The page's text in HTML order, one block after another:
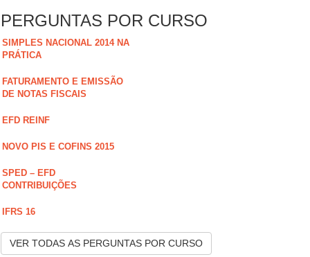
PERGUNTAS POR CURSO
SIMPLES NACIONAL 2014 NA
PRÁTICA
FATURAMENTO E EMISSÃO
DE NOTAS FISCAIS
EFD REINF
NOVO PIS E COFINS 2015
SPED – EFD
CONTRIBUIÇÕES
IFRS 16
VER TODAS AS PERGUNTAS POR CURSO